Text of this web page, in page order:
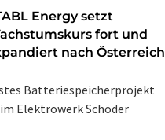
Energy setzt
fort und
nach Österreich
Batteriespeicherprojekt
Elektrowerk Schöder